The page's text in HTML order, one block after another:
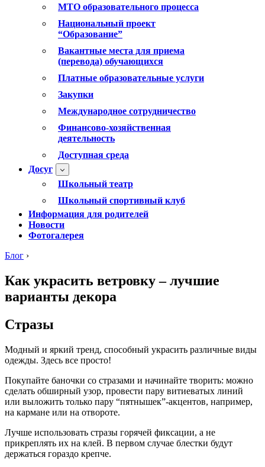
МТО образовательного процесса
Национальный проект
“Образование”
Вакантные места для приема
(перевода) обучающихся
Платные образовательные услуги
Закупки
Международное сотрудничество
Финансово-хозяйственная
деятельность
Доступная среда
Досуг
Школьный театр
Школьный спортивный клуб
Информация для родителей
Новости
Фотогалерея
Блог ›
Как украсить ветровку – лучшие
варианты декора
Стразы
Модный и яркий тренд, способный украсить различные виды
одежды. Здесь все просто!
Покупайте баночки со стразами и начинайте творить: можно
сделать обширный узор, провести пару витиеватых линий
или выложить только пару “пятнышек”-акцентов, например,
на кармане или на отвороте.
Лучше использовать стразы горячей фиксации, а не
прикреплять их на клей. В первом случае блестки будут
держаться гораздо крепче.